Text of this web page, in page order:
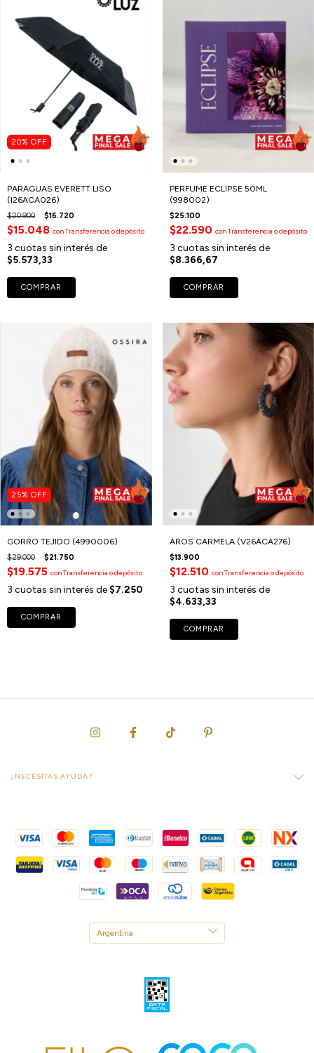
20% OFF
PARAGUAS EVERETT LISO
(I26ACA026)
$20.900 $16.720
$15.048 conTransferencia o depósito
3 cuotas sin interés de
$5.573,33
COMPRAR
PERFUME ECLIPSE 50ML
(998002)
$25.100
$22.590 conTransferencia o depósito
3 cuotas sin interés de
$8.366,67
COMPRAR
25% OFF
GORRO TEJIDO (4990006)
$29.000 $21.750
$19.575 conTransferencia o depósito
3 cuotas sin interés de $7.250
COMPRAR
AROS CARMELA (V26ACA276)
$13.900
$12.510 conTransferencia o depósito
3 cuotas sin interés de
$4.633,33
COMPRAR
¿NECESITAS AYUDA?